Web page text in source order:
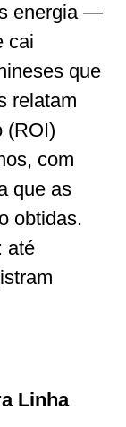
energia —
cai
que
relatam
(ROI)
com
que as
obtidas.
até
Linha